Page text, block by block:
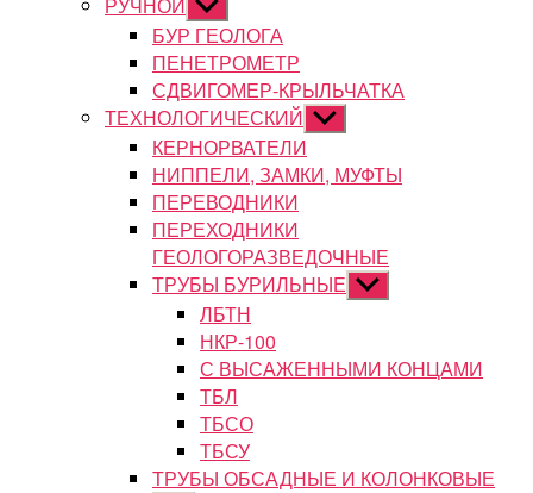
Показывать
подменю
БУР ГЕОЛОГА
ПЕНЕТРОМЕТР
СДВИГОМЕР-КРЫЛЬЧАТКА
ТЕХНОЛОГИЧЕСКИЙ Показывать
подменю
КЕРНОРВАТЕЛИ
НИППЕЛИ, ЗАМКИ, МУФТЫ
ПЕРЕВОДНИКИ
ПЕРЕХОДНИКИ
ГЕОЛОГОРАЗВЕДОЧНЫЕ
ТРУБЫ БУРИЛЬНЫЕ Показывать
подменю
ЛБТН
НКР-100
С ВЫСАЖЕННЫМИ КОНЦАМИ
ТБЛ
ТБСО
ТБСУ
ТРУБЫ ОБСАДНЫЕ И КОЛОНКОВЫЕ